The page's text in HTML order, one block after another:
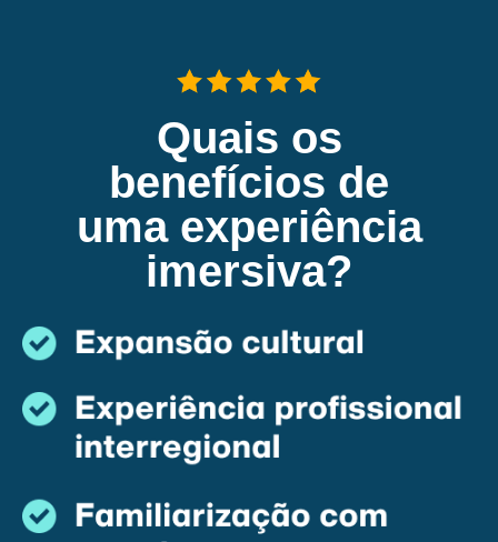
Quais os
benefícios de
uma experiência
imersiva?